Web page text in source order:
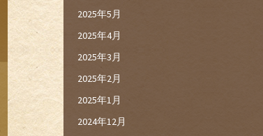
2025年5月
2025年4月
2025年3月
2025年2月
2025年1月
2024年12月